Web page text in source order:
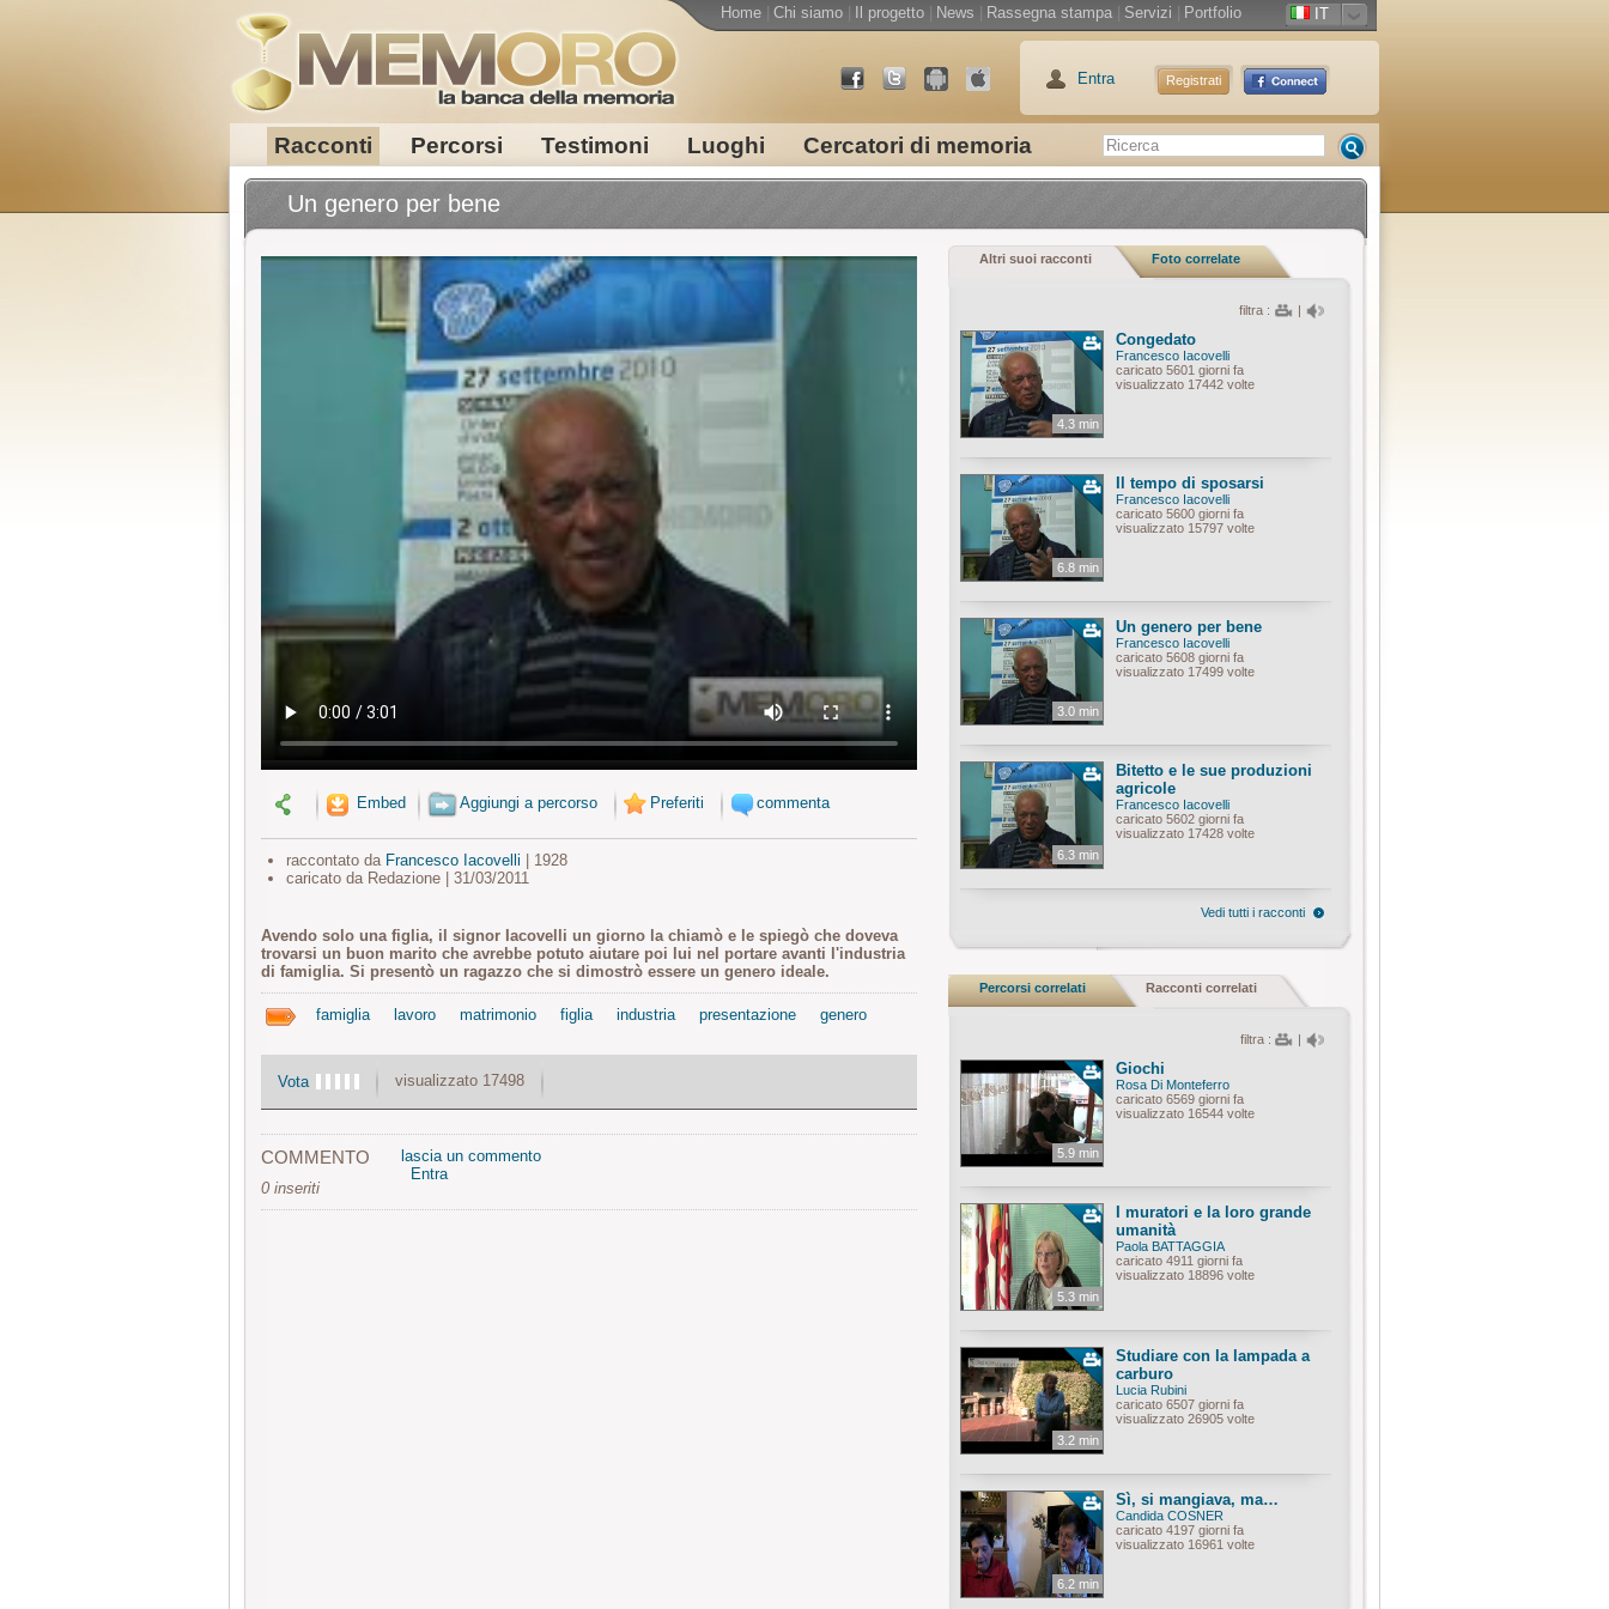
Racconti Percorsi Testimoni Luoghi Cercatori di memoria
Home Chi siamo Il progetto News Rassegna stampa Servizi Portfolio IT
Entra Registrati
Un genero per bene
Embed Aggiungi a percorso Preferiti commenta
raccontato da Francesco Iacovelli | 1928
caricato da Redazione | 31/03/2011
Avendo solo una figlia, il signor Iacovelli un giorno la chiamò e le spiegò che doveva
trovarsi un buon marito che avrebbe potuto aiutare poi lui nel portare avanti l'industria
di famiglia. Si presentò un ragazzo che si dimostrò essere un genero ideale.
famiglia lavoro matrimonio figlia industria presentazione genero
Vota visualizzato 17498
COMMENTO
0 inseriti
lascia un commento
Entra
Altri suoi racconti Foto correlate
filtra : |
4.3 min
Congedato
Francesco Iacovelli
caricato 5601 giorni fa
visualizzato 17442 volte
6.8 min
Il tempo di sposarsi
Francesco Iacovelli
caricato 5600 giorni fa
visualizzato 15797 volte
3.0 min
Un genero per bene
Francesco Iacovelli
caricato 5608 giorni fa
visualizzato 17499 volte
6.3 min
Bitetto e le sue produzioni
agricole
Francesco Iacovelli
caricato 5602 giorni fa
visualizzato 17428 volte
Vedi tutti i racconti
Percorsi correlati Racconti correlati
filtra : |
5.9 min
Giochi
Rosa Di Monteferro
caricato 6569 giorni fa
visualizzato 16544 volte
5.3 min
I muratori e la loro grande
umanità
Paola BATTAGGIA
caricato 4911 giorni fa
visualizzato 18896 volte
3.2 min
Studiare con la lampada a
carburo
Lucia Rubini
caricato 6507 giorni fa
visualizzato 26905 volte
6.2 min
Sì, si mangiava, ma…
Candida COSNER
caricato 4197 giorni fa
visualizzato 16961 volte